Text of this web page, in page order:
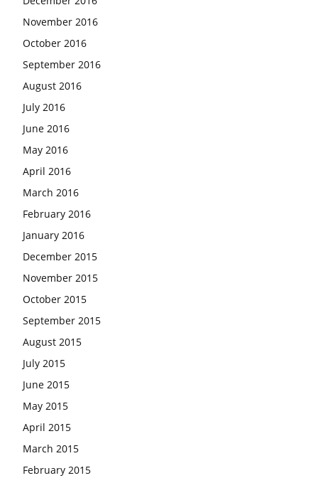
November 2016
October 2016
September 2016
August 2016
July 2016
June 2016
May 2016
April 2016
March 2016
February 2016
January 2016
December 2015
November 2015
October 2015
September 2015
August 2015
July 2015
June 2015
May 2015
April 2015
March 2015
February 2015